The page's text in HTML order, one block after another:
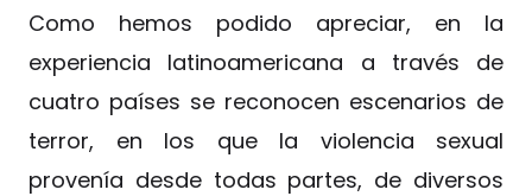
Como hemos podido apreciar, en la
experiencia latinoamericana a través de
cuatro países se reconocen escenarios de
terror, en los que la violencia sexual
provenía desde todas partes, de diversos